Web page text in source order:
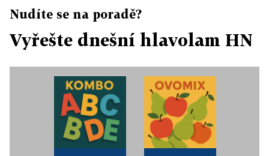
Nudíte se na poradě?
Vyřešte dnešní hlavolam HN